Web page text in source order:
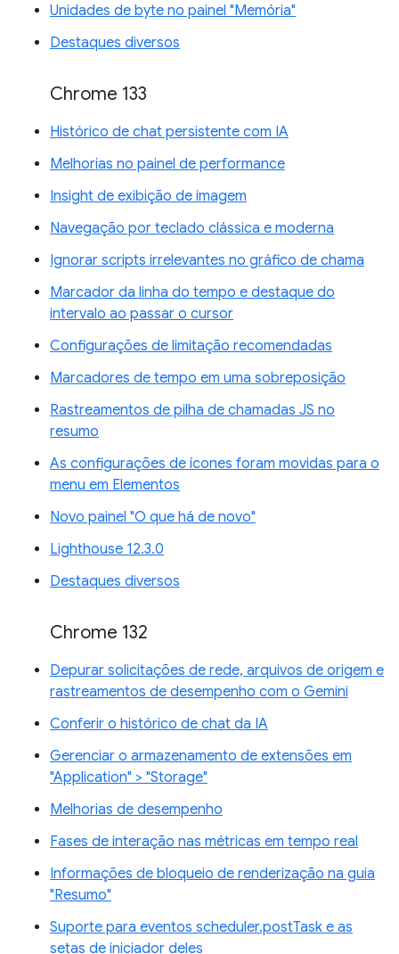
Unidades de byte no painel "Memória"
Destaques diversos
Chrome 133
Histórico de chat persistente com IA
Melhorias no painel de performance
Insight de exibição de imagem
Navegação por teclado clássica e moderna
Ignorar scripts irrelevantes no gráfico de chama
Marcador da linha do tempo e destaque do
intervalo ao passar o cursor
Configurações de limitação recomendadas
Marcadores de tempo em uma sobreposição
Rastreamentos de pilha de chamadas JS no
resumo
As configurações de ícones foram movidas para o
menu em Elementos
Novo painel "O que há de novo"
Lighthouse 12.3.0
Destaques diversos
Chrome 132
Depurar solicitações de rede, arquivos de origem e
rastreamentos de desempenho com o Gemini
Conferir o histórico de chat da IA
Gerenciar o armazenamento de extensões em
"Application" > "Storage"
Melhorias de desempenho
Fases de interação nas métricas em tempo real
Informações de bloqueio de renderização na guia
"Resumo"
Suporte para eventos scheduler.postTask e as
setas de iniciador deles